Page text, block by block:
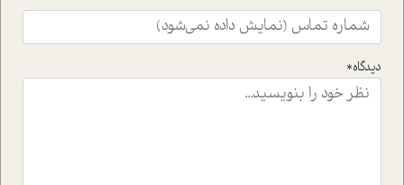
ایشان در حوزه ی شامپانزه ها بر زندگی امروزی ما نگاهی
افکنده است.فصل اتاق 333 شما را پای صحبت یک تجربه ی
واقعی در ارتباط با اختلال شخصیت اسکزوئید و مشکلات و نیز
است.در فصل پایانی زیر ذره بین نیز همکاران ما تلاش کرده
اند تا در کنار مطالب سرگرمی و انگیزشی، شما را با بهترین و
دیدگاه*